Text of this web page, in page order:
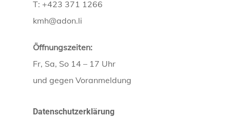
T: +423 371 1266
kmh@adon.li
Öffnungszeiten:
Fr, Sa, So 14 – 17 Uhr
und gegen Voranmeldung
Datenschutzerklärung